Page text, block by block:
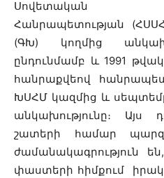
Սովետական
Հանրապետության
(ԳԽ) կողմից
ընդունմամբ և 1991
հանրաքվեով
ԽՍՀՄ կազմից և
անկախությունը։ Այս
շատերի համար
ժամանակագրություն
փաստերի հիմքում